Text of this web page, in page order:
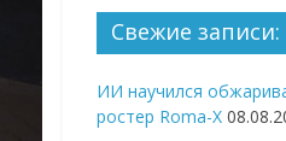
Свежие записи:
ИИ научился
ростер Roma-X